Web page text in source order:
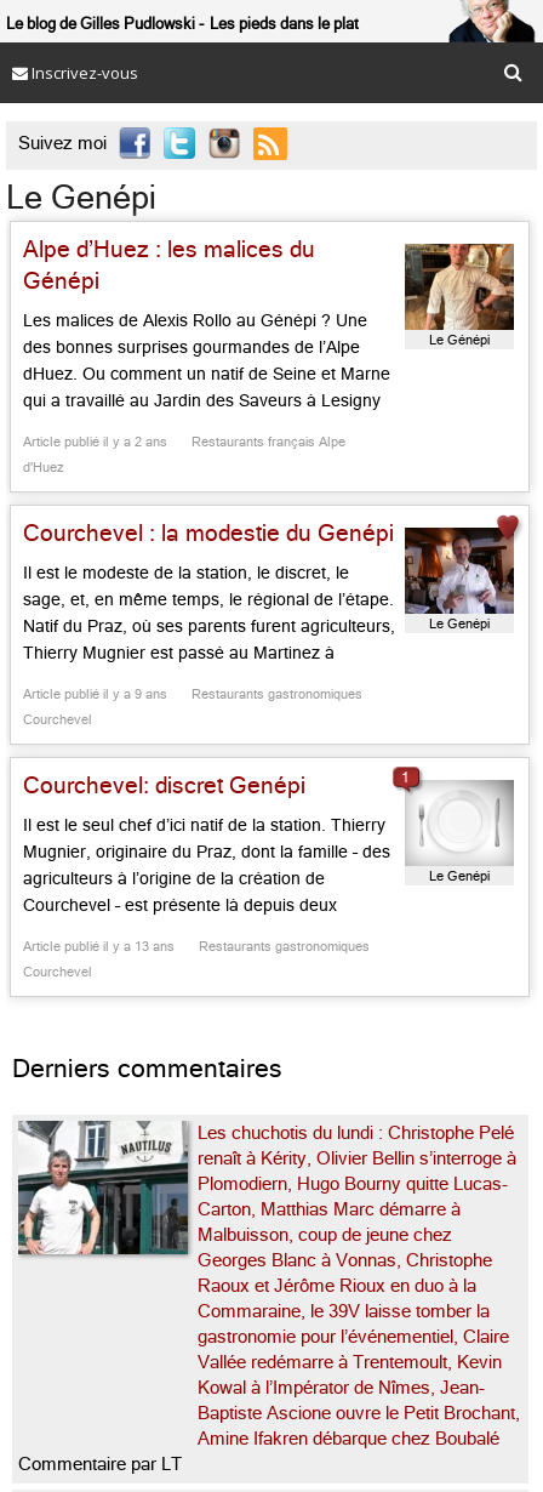
Le blog de Gilles Pudlowski Les pieds dans le plat
Inscrivez-vous
Suivez moi 
Le Genépi
Alpe d’Huez : les malices du
Génépi
Les malices de Alexis Rollo au Génépi ? Une
des bonnes surprises gourmandes de l’Alpe
dHuez. Ou comment un natif de Seine et Marne
qui a travaillé au Jardin des Saveurs à Lesigny
ancienne table de la station. Le cadre est boisé,
Article publié il y a 2 ans
Restaurants français Alpe
d'Huez
Le Génépi
Courchevel : la modestie du Genépi
Il est le modeste de la station, le discret, le
sage, et, en même temps, le régional de l’étape.
Natif du Praz, où ses parents furent agriculteurs,
Thierry Mugnier est passé au Martinez à
rejoindre le Palais à Biarritz, au Vivarois à Paris,
Article publié il y a 9 ans
Restaurants gastronomiques
Courchevel
Le Genépi
Courchevel: discret Genépi
Il est le seul chef d’ici natif de la station. Thierry
Mugnier, originaire du Praz, dont la famille – des
agriculteurs à l’origine de la création de
Courchevel – est présente là depuis deux
ans. Il œuvre avec sagesse et modestie dans un
Article publié il y a 13 ans
Restaurants gastronomiques
Courchevel
Le Genépi
1
Derniers commentaires
Les chuchotis du lundi : Christophe Pelé
renaît à Kérity, Olivier Bellin s’interroge à
Plomodiern, Hugo Bourny quitte Lucas-
Carton, Matthias Marc démarre à
Malbuisson, coup de jeune chez
Georges Blanc à Vonnas, Christophe
Raoux et Jérôme Rioux en duo à la
Commaraine, le 39V laisse tomber la
gastronomie pour l’événementiel, Claire
Vallée redémarre à Trentemoult, Kevin
Kowal à l’Impérator de Nîmes, Jean-
Baptiste Ascione ouvre le Petit Brochant,
Amine Ifakren débarque chez Boubalé
Commentaire par LT